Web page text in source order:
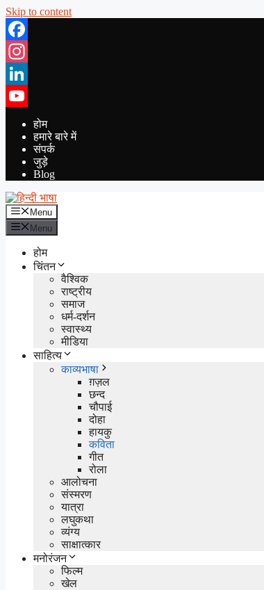
Skip to content
Facebook
Instagram
LinkedIn
YouTube
होम
हमारे बारे में
संपर्क
जुड़े
Blog
Menu
Menu
होम
चिंतन
वैश्विक
राष्ट्रीय
समाज
धर्म-दर्शन
स्वास्थ्य
मीडिया
साहित्य
काव्यभाषा
ग़ज़ल
छन्द
चौपाई
दोहा
हायकु
कविता
गीत
रोला
आलोचना
संस्मरण
यात्रा
लघुकथा
व्यंग्य
साक्षात्कार
मनोरंजन
फिल्म
खेल